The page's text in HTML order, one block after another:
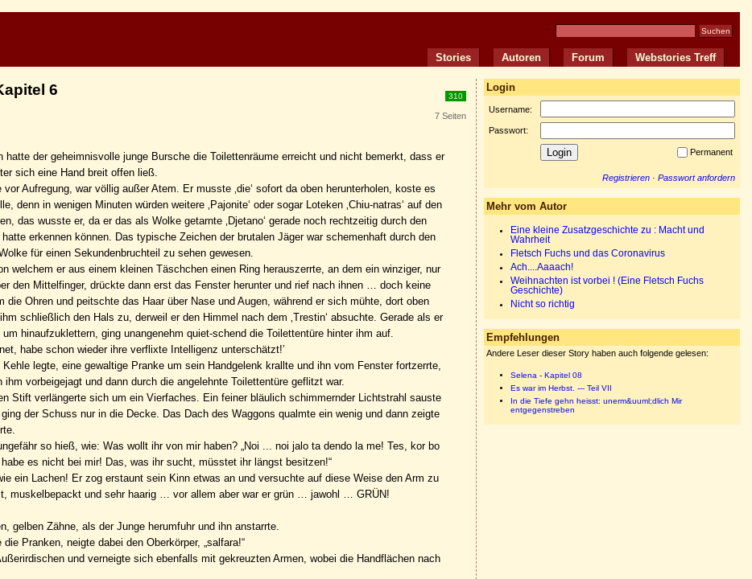
Stories Autoren Forum Webstories Treff
310
7 Seiten
6
hatte der geheimnisvolle junge Bursche die Toilettenräume erreicht und nicht bemerkt, dass er
sich eine Hand breit offen ließ.
vor Aufregung, war völlig außer Atem. Er musste ‚die‘ sofort da oben herunterholen, koste es
denn in wenigen Minuten würden weitere ‚Pajonite‘ oder sogar Loteken ‚Chiu-natras‘ auf den
das wusste er, da er das als Wolke getarnte ‚Djetano‘ gerade noch rechtzeitig durch den
hatte erkennen können. Das typische Zeichen der brutalen Jäger war schemenhaft durch den
für einen Sekundenbruchteil zu sehen gewesen.
er aus einem kleinen Täschchen einen Ring herauszerrte, an dem ein winziger, nur
den Mittelfinger, drückte dann erst das Fenster herunter und rief nach ihnen … doch keine
Ohren und peitschte das Haar über Nase und Augen, während er sich mühte, dort oben
schließlich den Hals zu, derweil er den Himmel nach dem ‚Trestin‘ absuchte. Gerade als er
hinaufzuklettern, ging unangenehm quiet-schend die Toilettentüre hinter ihm auf.
habe schon wieder ihre verflixte Intelligenz unterschätzt!’
legte, eine gewaltige Pranke um sein Handgelenk krallte und ihn vom Fenster fortzerrte,
vorbeigejagt und dann durch die angelehnte Toilettentüre geflitzt war.
Stift verlängerte sich um ein Vierfaches. Ein feiner bläulich schimmernder Lichtstrahl sauste
der Schuss nur in die Decke. Das Dach des Waggons qualmte ein wenig und dann zeigte
so hieß, wie: Was wollt ihr von mir haben? „Noi ... noi jalo ta dendo la me! Tes, kor bo
es nicht bei mir! Das, was ihr sucht, müsstet ihr längst besitzen!“
ein Lachen! Er zog erstaunt sein Kinn etwas an und versuchte auf diese Weise den Arm zu
muskelbepackt und sehr haarig … vor allem aber war er grün … jawohl … GRÜN!
gelben Zähne, als der Junge herumfuhr und ihn anstarrte.
Pranken, neigte dabei den Oberkörper, „salfara!“
und verneigte sich ebenfalls mit gekreuzten Armen, wobei die Handflächen nach
Login
Username:
Passwort:
Permanent
Registrieren · Passwort anfordern
Mehr vom Autor
Eine kleine Zusatzgeschichte zu : Macht und
Wahrheit
Fletsch Fuchs und das Coronavirus
Ach....Aaaach!
Weihnachten ist vorbei ! (Eine Fletsch Fuchs
Geschichte)
Nicht so richtig
Empfehlungen
Andere Leser dieser Story haben auch folgende gelesen:
Selena - Kapitel 08
Es war im Herbst. --- Teil VII
In die Tiefe gehn heisst: unerm&uuml;dlich Mir
entgegenstreben